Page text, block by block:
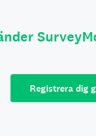
Registrera dig